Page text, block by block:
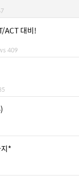
ACT 대비!
409
*